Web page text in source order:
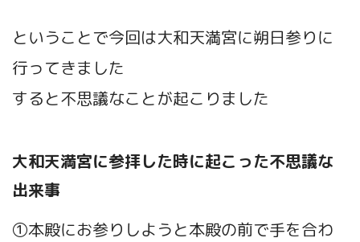
ということで今回は大和天満宮に朔日参りに
行ってきました
すると不思議なことが起こりました
大和天満宮に参拝した時に起こった不思議な
出来事
①本殿にお参りしようと本殿の前で手を合わ